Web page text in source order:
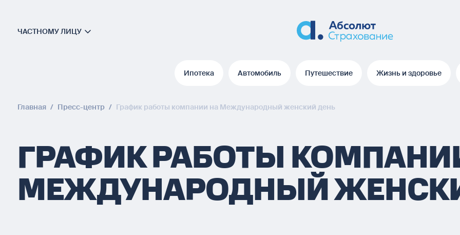
ЧАСТНОМУ ЛИЦУ
Ипотека Автомобиль Путешествие Жизнь и здоровье
Главная / Пресс-центр / График работы компании на Международный женский день
ГРАФИК РАБОТЫ
МЕЖДУНАРОДНЫЙ